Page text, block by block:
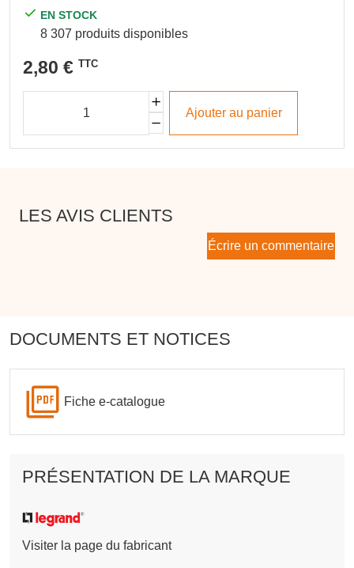
EN STOCK
8 307 produits disponibles
2,80 € TTC
Ajouter au panier
LES AVIS CLIENTS
Écrire un commentaire
DOCUMENTS ET NOTICES
Fiche e-catalogue
PRÉSENTATION DE LA MARQUE
Visiter la page du fabricant